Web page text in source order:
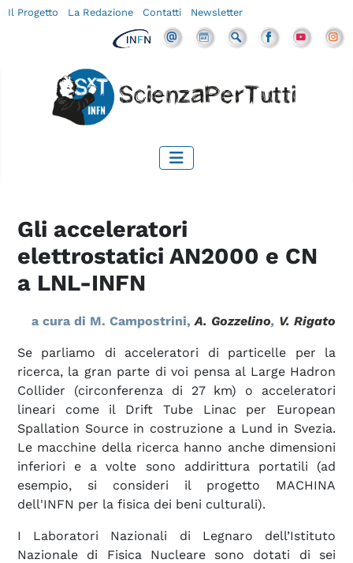
Il Progetto La Redazione Contatti Newsletter
Gli acceleratori
elettrostatici AN2000 e CN
a LNL-INFN
a cura di M. Campostrini, A. Gozzelino, V. Rigato
Se parliamo di acceleratori di particelle per la
ricerca, la gran parte di voi pensa al Large Hadron
Collider (circonferenza di 27 km) o acceleratori
lineari come il Drift Tube Linac per European
Spallation Source in costruzione a Lund in Svezia.
Le macchine della ricerca hanno anche dimensioni
inferiori e a volte sono addirittura portatili (ad
esempio, si consideri il progetto MACHINA
dell'INFN per la fisica dei beni culturali).
I Laboratori Nazionali di Legnaro dell’Istituto
Nazionale di Fisica Nucleare sono dotati di sei